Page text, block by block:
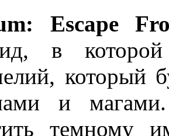
Escape
в
который
и
темному